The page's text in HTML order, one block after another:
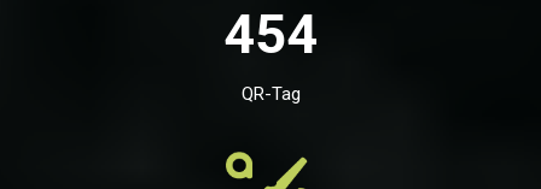
454
QR-Tag